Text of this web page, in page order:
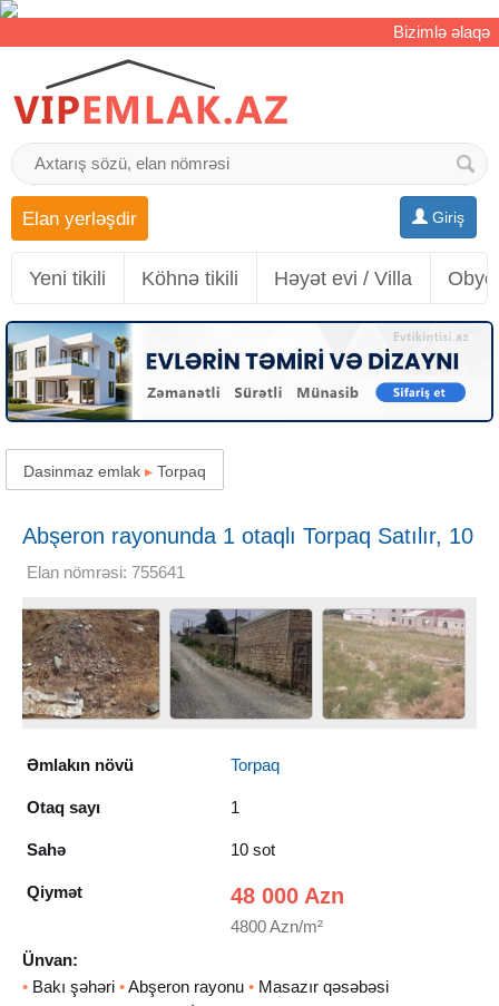
Bizimlə əlaqə
Giriş
Elan yerləşdir
Yeni tikili Köhnə tikili Həyət evi / Villa
Dasinmaz emlak ▸ Torpaq
Abşeron rayonunda 1 otaqlı Torpaq Satılır, 10
sot
Elan nömrəsi: 755641
Əmlakın növü Torpaq
Otaq sayı 1
Sahə 10 sot
Qiymət 48 000 Azn
4800 Azn/m²
Ünvan:
• Bakı şəhəri •Abşeron rayonu • Masazır qəsəbəsi